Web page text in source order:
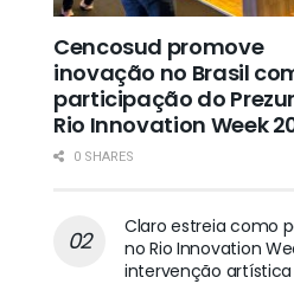
Cencosud promove
inovação no Brasil
participação do
Rio Innovation Week
0 SHARES
Claro estreia como
no Rio Innovation
intervenção